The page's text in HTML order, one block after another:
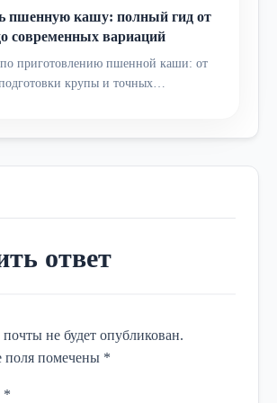
пшенную кашу: полный гид от
современных вариаций
приготовлению пшенной каши: от
крупы и точных…
ответ
не будет опубликован.
поля помечены *
*